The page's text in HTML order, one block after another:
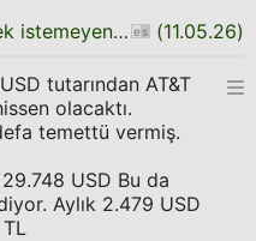
nickini vermek istemeyen uye (11.05.26)
tutarından AT&T
olacaktı.
temettü vermiş.
USD Bu da
Aylık 2.479 USD